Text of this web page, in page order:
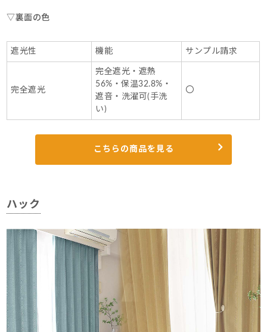
▽裏面の色
遮光性 機能 サンプル請求
完全遮光
完全遮光・遮熱
56%・保温32.8%・
遮音・洗濯可(手洗
い)
〇
こちらの商品を見る
ハック